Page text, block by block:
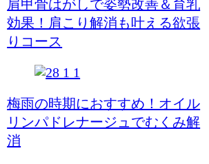
肩甲骨はがしで姿勢改善＆育乳
効果！肩こり解消も叶える欲張
りコース
梅雨の時期におすすめ！オイル
リンパドレナージュでむくみ解
消